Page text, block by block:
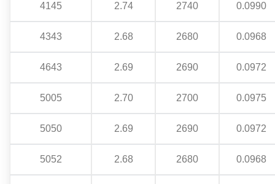
4145 2.74 2740 0.0990
4343 2.68 2680 0.0968
4643 2.69 2690 0.0972
5005 2.70 2700 0.0975
5050 2.69 2690 0.0972
5052 2.68 2680 0.0968